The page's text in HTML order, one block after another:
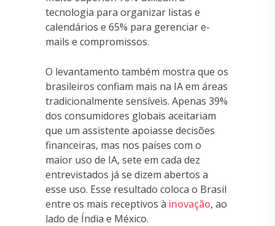
tecnologia para organizar listas e
calendários e 65% para gerenciar e-
mails e compromissos.
O levantamento também mostra que os
brasileiros confiam mais na IA em áreas
tradicionalmente sensíveis. Apenas 39%
dos consumidores globais aceitariam
que um assistente apoiasse decisões
financeiras, mas nos países com o
maior uso de IA, sete em cada dez
entrevistados já se dizem abertos a
esse uso. Esse resultado coloca o Brasil
entre os mais receptivos à inovação, ao
lado de Índia e México.